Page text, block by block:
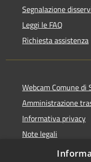
Segnalazione
Leggi le FAQ
Richiesta assistenza
Webcam Comune di
Amministrazione
Informativa privacy
Note legali
Dichiarazione di